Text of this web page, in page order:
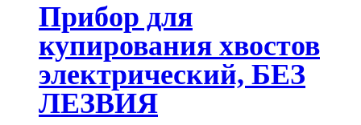
Прибор для
купирования хвостов
электрический, БЕЗ
ЛЕЗВИЯ